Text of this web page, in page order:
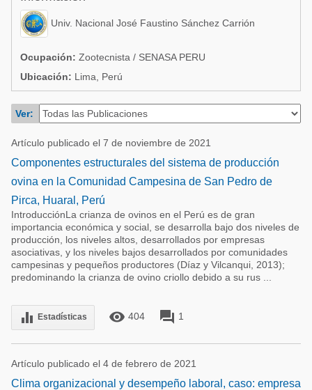
Acuacultura
Micotoxinas
Avicultura
Porcicultura
Lechería
Comunidades en portugués
Avicultura
Porcicultura
Ganadería
Lechería
Univ. Nacional José Faustino Sánchez Carrión
Ocupación: Zootecnista / SENASA PERU
Ubicación: Lima, Perú
Ver:
Artículo publicado el 7 de noviembre de 2021
Componentes estructurales del sistema de producción
ovina en la Comunidad Campesina de San Pedro de
Pirca, Huaral, Perú
IntroducciónLa crianza de ovinos en el Perú es de gran
importancia económica y social, se desarrolla bajo dos niveles de
producción, los niveles altos, desarrollados por empresas
asociativas, y los niveles bajos desarrollados por comunidades
campesinas y pequeños productores (Díaz y Vilcanqui, 2013);
predominando la crianza de ovino criollo debido a su rus ...
equalizer Estadísticas remove_red_eye 404 forum 1
Artículo publicado el 4 de febrero de 2021
Clima organizacional y desempeño laboral, caso: empresa